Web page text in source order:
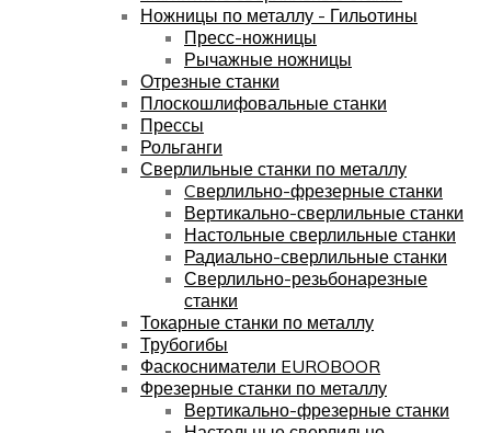
Ножницы по металлу - Гильотины
Пресс-ножницы
Рычажные ножницы
Отрезные станки
Плоскошлифовальные станки
Прессы
Рольганги
Сверлильные станки по металлу
Cверлильно-фрезерные станки
Вертикально-сверлильные станки
Настольные сверлильные станки
Радиально-сверлильные станки
Сверлильно-резьбонарезные
станки
Токарные станки по металлу
Трубогибы
Фаскосниматели EUROBOOR
Фрезерные станки по металлу
Вертикально-фрезерные станки